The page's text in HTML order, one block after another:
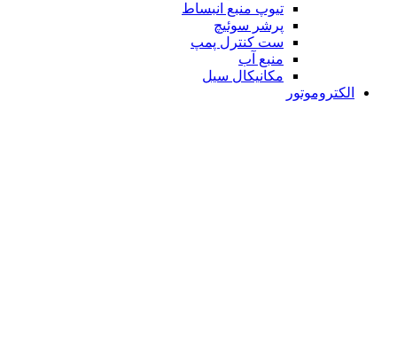
تیوپ منبع انبساط
پرشر سوئیچ
ست کنترل پمپ
منبع آب
مکانیکال سیل
الکتروموتور